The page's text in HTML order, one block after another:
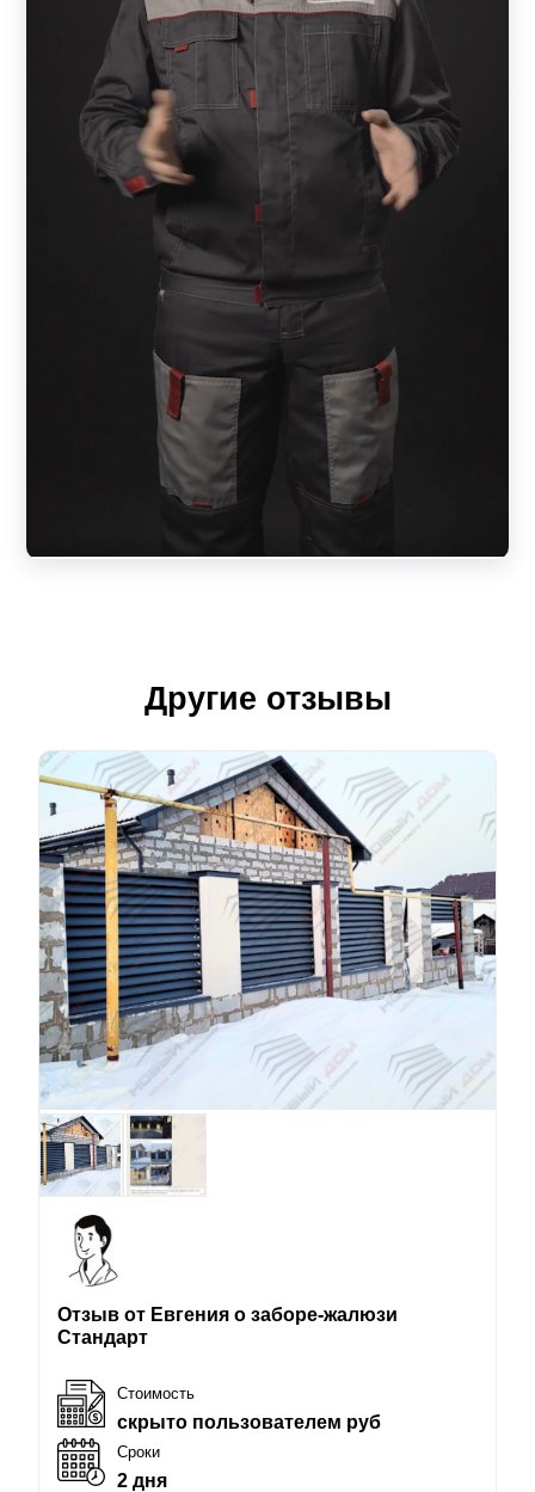
Другие отзывы
Отзыв от Евгения о заборе-жалюзи
Стандарт
Стоимость
скрыто пользователем руб
Сроки
2 дня